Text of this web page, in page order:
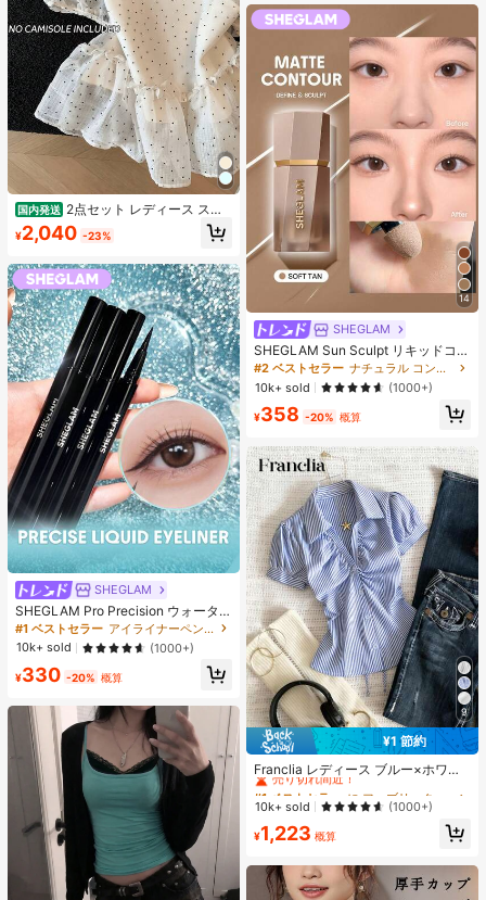
国内発送 2点セット レディース スイ
ートスタイル 水玉模様 メッシュ フ
リル パフスリーブ クロップトップ
ップス 半袖 ドット柄 ショート丈 透
け感 シースルー ガーリー 大人可愛
い フェミニン 春夏
¥2,040 -23%
SHEGLAM
SHEGLAM Pro Precision ウォータ
ープルーフリキッドアイライナー-Bl
ack 女性と女の子のためのブランド
ビューティーコスメメイクアップ
#1 ベストセラー
アイライナーペンシル アイライナー
10k+ sold
(1000+)
¥330 -20% 概算
14
SHEGLAM
SHEGLAM Sun Sculpt リキッドコン
ター-Soft Tan ノーズシャドウ シェ
ーディング 女性と女の子のためのブ
ランドビューティーコスメメイクア
ップ
#2 ベストセラー
ナチュラル コントゥア＆ブロンザー
10k+ sold
(1000+)
¥358 -20% 概算
9
¥1 節約
Franclia レディース ブルー×ホワイ
ト ストライプ ボタン付きシャーリン
グ Vネックシャツ 夏向け エフォート
レスシック ブラウス 通学・新学期向
け 春カジュアル
#1 ベストセラー
に ファブリック 柔らかなオフィスブラウス
売り切れ間近！
#1 ベストセラー
売り切れ間近！
#1 ベストセラー
売り切れ間近！
#1 ベストセラー
に ファブリック 柔らかなオフィスブラウス
売り切れ間近！
10k+ sold (1000+)
¥1,223 概算